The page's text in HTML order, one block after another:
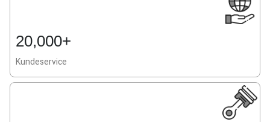
20,000+
Kundeservice